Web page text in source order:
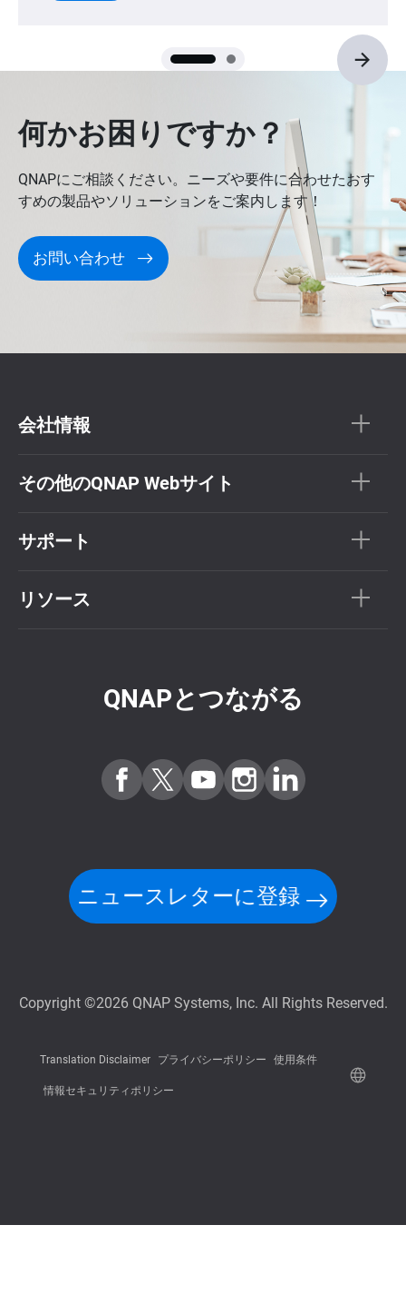
何かお困りですか？
QNAPにご相談ください。ニーズや要件に合わせたおす
すめの製品やソリューションをご案内します！
お問い合わせ
会社情報
その他のQNAP Webサイト
サポート
リソース
QNAPとつながる
ニュースレターに登録
Copyright ©2026 QNAP Systems, Inc. All Rights Reserved.
Translation Disclaimer プライバシーポリシー 使用条件
情報セキュリティポリシー